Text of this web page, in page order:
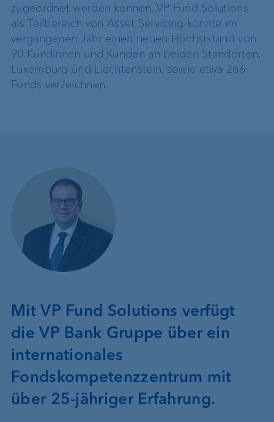
zugeordnet werden können. VP Fund Solutions
als Teilbereich von Asset Servicing konnte im
vergangenen Jahr einen neuen Höchststand von
90 Kundinnen und Kunden an beiden Standorten,
Luxemburg und Liechtenstein, sowie etwa 266
Fonds verzeichnen.
Mit VP Fund Solutions verfügt
die VP Bank Gruppe über ein
internationales
Fondskompetenzzentrum mit
über 25-jähriger Erfahrung.